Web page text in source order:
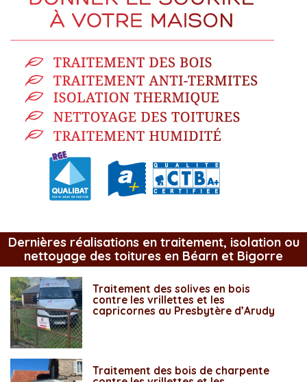
Dernières réalisations en traitement, isolation ou
nettoyage des toitures en Béarn et Bigorre
Traitement des solives en bois
contre les vrillettes et les
capricornes au Presbytère d’Arudy
Traitement des bois de charpente